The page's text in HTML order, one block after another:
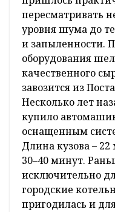
пересматривать
уровня шума до
и запыленности.
оборудования
качественного
завозится из
Несколько лет
купило
оснащенным
Длина кузова – 22
30–40 минут.
исключительно
городские
пригодилась и